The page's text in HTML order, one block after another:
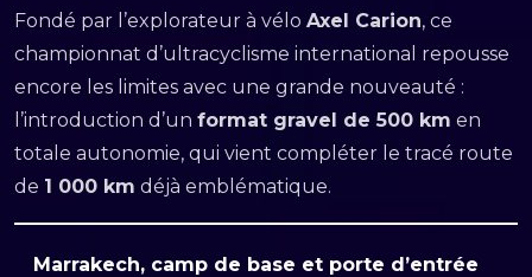
Fondé par l’explorateur à vélo Axel Carion, ce
championnat d’ultracyclisme international repousse
encore les limites avec une grande nouveauté :
l’introduction d’un format gravel de 500 km en
totale autonomie, qui vient compléter le tracé route
de 1 000 km déjà emblématique.
Marrakech, camp de base et porte d’entrée